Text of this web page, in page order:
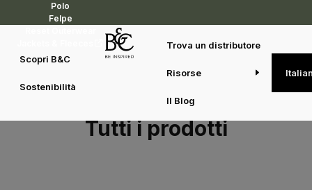
Polo
Felpe
Scopri B&C
Sostenibilità
Trova un distributore
Risorse
Il Blog
Tutti i prodotti